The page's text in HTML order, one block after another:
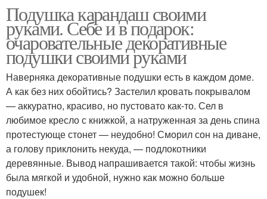
Подушка карандаш своими
руками. Себе и в подарок:
очаровательные декоративные
подушки своими руками
Наверняка декоративные подушки есть в каждом доме.
А как без них обойтись? Застелил кровать покрывалом
— аккуратно, красиво, но пустовато как-то. Сел в
любимое кресло с книжкой, а натруженная за день спина
протестующе стонет — неудобно! Сморил сон на диване,
а голову приклонить некуда, — подлокотники
деревянные. Вывод напрашивается такой: чтобы жизнь
была мягкой и удобной, нужно как можно больше
подушек!